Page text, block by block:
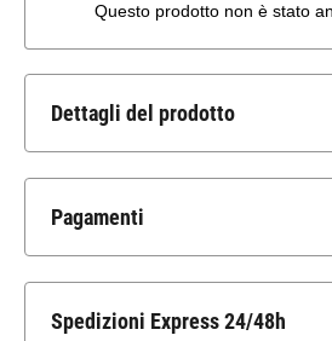
Dettagli del prodotto
Pagamenti
Spedizioni Express 24/48h